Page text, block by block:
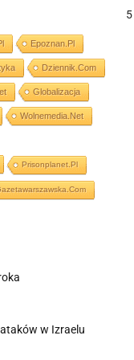
Epoznan.pl
Dziennik.com
Globalizacja
Wolnemedia.net
Prisonplanet.pl
w Izraelu